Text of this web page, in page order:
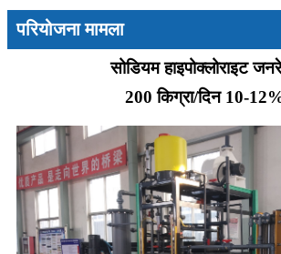
परियोजना मामला
सोडियम हाइपोक्लोराइट
200 किग्रा/दिन 10-